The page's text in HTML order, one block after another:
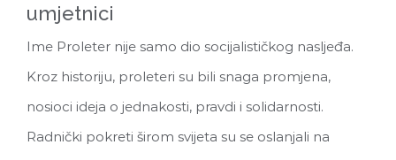
umjetnici
Ime Proleter nije samo dio socijalističkog nasljeđa.
Kroz historiju, proleteri su bili snaga promjena,
nosioci ideja o jednakosti, pravdi i solidarnosti.
Radnički pokreti širom svijeta su se oslanjali na